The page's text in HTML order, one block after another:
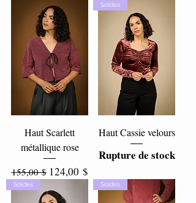
Haut Scarlett
métallique rose
Prix original
155,00 $ Prix promotionnel
124,00 $
Soldes
Haut Cassie velours
Rupture de stock
Soldes Soldes